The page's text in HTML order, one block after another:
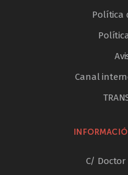
Política
Canal
C/ Doctor